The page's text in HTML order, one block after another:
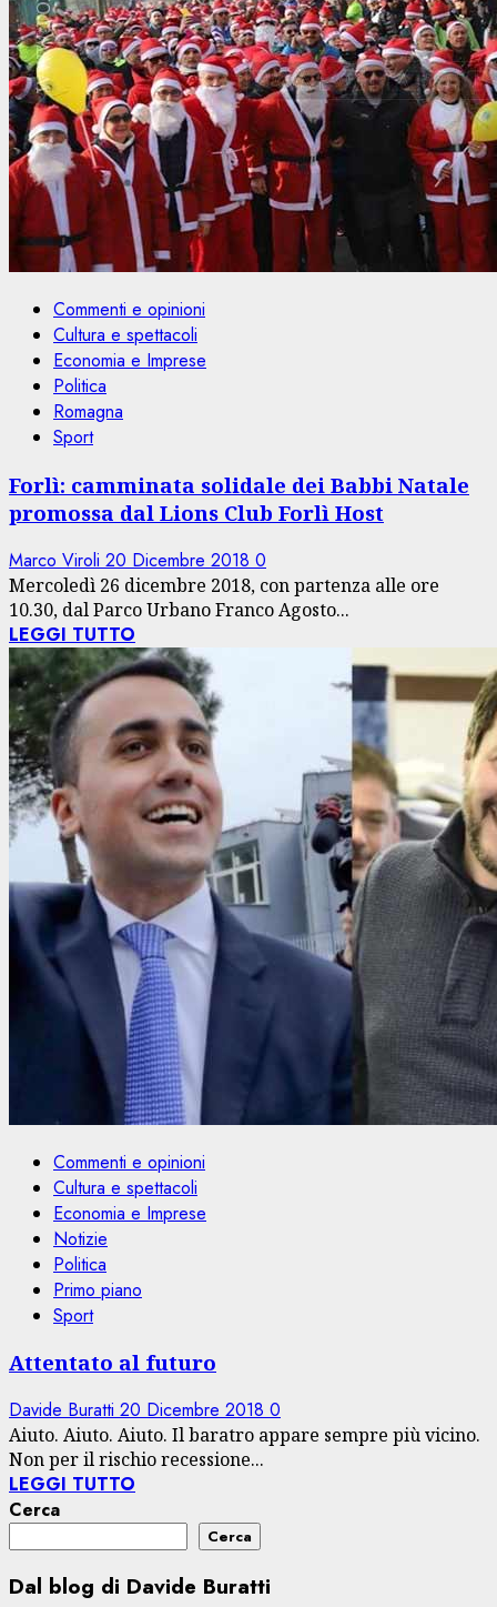
Commenti e opinioni
Cultura e spettacoli
Economia e Imprese
Politica
Romagna
Sport
Forlì: camminata solidale dei Babbi Natale
promossa dal Lions Club Forlì Host
Marco Viroli 20 Dicembre 2018 0
Mercoledì 26 dicembre 2018, con partenza alle ore
10.30, dal Parco Urbano Franco Agosto...
LEGGI TUTTO
Commenti e opinioni
Cultura e spettacoli
Economia e Imprese
Notizie
Politica
Primo piano
Sport
Attentato al futuro
Davide Buratti 20 Dicembre 2018 0
Aiuto. Aiuto. Aiuto. Il baratro appare sempre più vicino.
Non per il rischio recessione...
LEGGI TUTTO
Cerca
Cerca
Dal blog di Davide Buratti